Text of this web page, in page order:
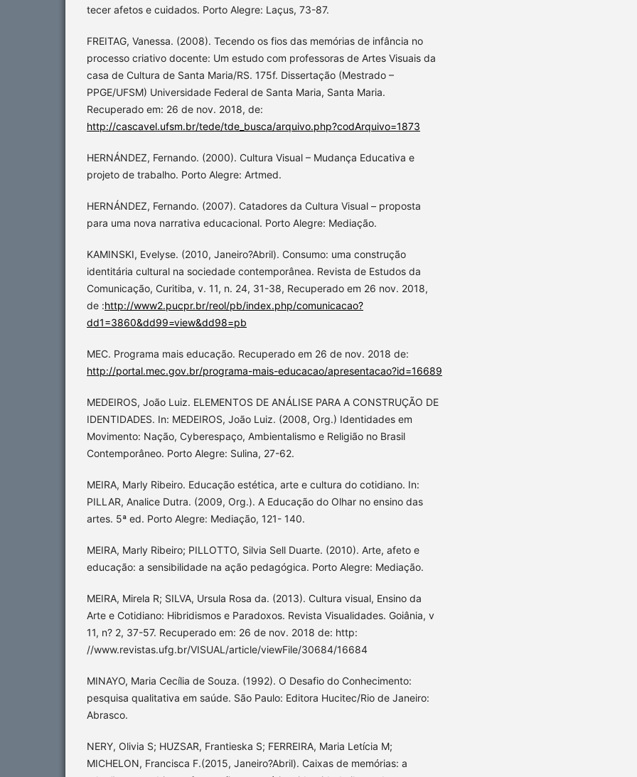
tecer afetos e cuidados. Porto Alegre: Laçus, 73-87.
FREITAG, Vanessa. (2008). Tecendo os fios das memórias de infância no
processo criativo docente: Um estudo com professoras de Artes Visuais da
casa de Cultura de Santa Maria/RS. 175f. Dissertação (Mestrado –
PPGE/UFSM) Universidade Federal de Santa Maria, Santa Maria.
Recuperado em: 26 de nov. 2018, de:
http://cascavel.ufsm.br/tede/tde_busca/arquivo.php?codArquivo=1873
HERNÁNDEZ, Fernando. (2000). Cultura Visual – Mudança Educativa e
projeto de trabalho. Porto Alegre: Artmed.
HERNÁNDEZ, Fernando. (2007). Catadores da Cultura Visual – proposta
para uma nova narrativa educacional. Porto Alegre: Mediação.
KAMINSKI, Evelyse. (2010, Janeiro?Abril). Consumo: uma construção
identitária cultural na sociedade contemporânea. Revista de Estudos da
Comunicação, Curitiba, v. 11, n. 24, 31-38, Recuperado em 26 nov. 2018,
de :http://www2.pucpr.br/reol/pb/index.php/comunicacao?
dd1=3860&dd99=view&dd98=pb
MEC. Programa mais educação. Recuperado em 26 de nov. 2018 de:
http://portal.mec.gov.br/programa-mais-educacao/apresentacao?id=16689
MEDEIROS, João Luiz. ELEMENTOS DE ANÁLISE PARA A CONSTRUÇÃO DE
IDENTIDADES. In: MEDEIROS, João Luiz. (2008, Org.) Identidades em
Movimento: Nação, Cyberespaço, Ambientalismo e Religião no Brasil
Contemporâneo. Porto Alegre: Sulina, 27-62.
MEIRA, Marly Ribeiro. Educação estética, arte e cultura do cotidiano. In:
PILLAR, Analice Dutra. (2009, Org.). A Educação do Olhar no ensino das
artes. 5ª ed. Porto Alegre: Mediação, 121- 140.
MEIRA, Marly Ribeiro; PILLOTTO, Silvia Sell Duarte. (2010). Arte, afeto e
educação: a sensibilidade na ação pedagógica. Porto Alegre: Mediação.
MEIRA, Mirela R; SILVA, Ursula Rosa da. (2013). Cultura visual, Ensino da
Arte e Cotidiano: Hibridismos e Paradoxos. Revista Visualidades. Goiânia, v
11, n? 2, 37-57. Recuperado em: 26 de nov. 2018 de: http:
//www.revistas.ufg.br/VISUAL/article/viewFile/30684/16684
MINAYO, Maria Cecília de Souza. (1992). O Desafio do Conhecimento:
pesquisa qualitativa em saúde. São Paulo: Editora Hucitec/Rio de Janeiro:
Abrasco.
NERY, Olivia S; HUZSAR, Frantieska S; FERREIRA, Maria Letícia M;
MICHELON, Francisca F.(2015, Janeiro?Abril). Caixas de memórias: a